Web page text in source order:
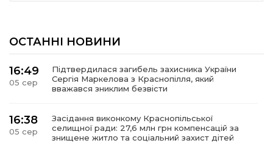
ОСТАННІ НОВИНИ
16:49
05 сер
Підтвердилася загибель захисника України
Сергія Маркелова з Краснопілля, який
вважався зниклим безвісти
16:38
05 сер
Засідання виконкому Краснопільської
селищної ради: 27,6 млн грн компенсацій за
знищене житло та соціальний захист дітей